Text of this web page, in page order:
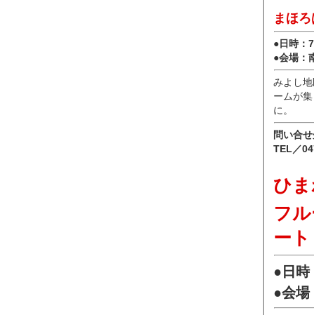
まほ
●日時：
●会場：
みよし
ームが
に。
問い合
TEL／
ひ
フ
ート
●日時
●会場